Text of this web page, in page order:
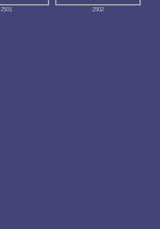
2501 2502